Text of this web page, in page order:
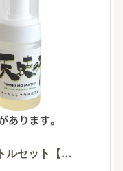
天使の松 1リットル＆泡ボトルセット【製造元出荷】 :action-0002:リンナイスタイルYahoo!店 - 通販 - Yahoo!ショッピング